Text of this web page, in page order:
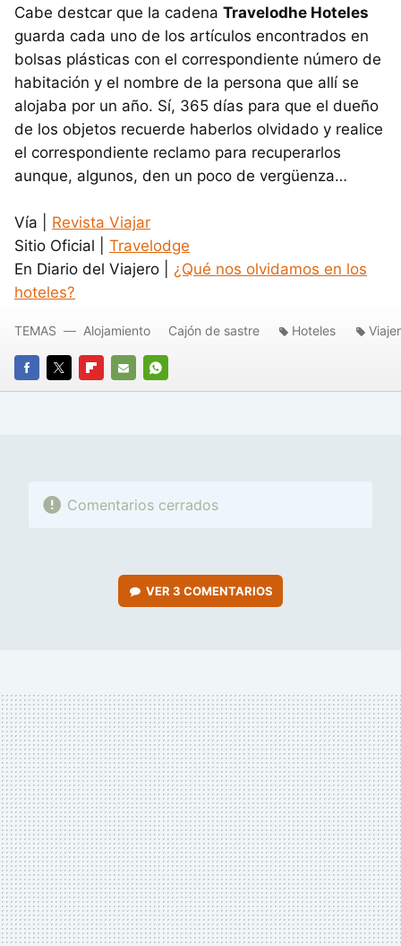
Cabe destcar que la cadena Travelodhe Hoteles
guarda cada uno de los artículos encontrados en
bolsas plásticas con el correspondiente número de
habitación y el nombre de la persona que allí se
alojaba por un año. Sí, 365 días para que el dueño
de los objetos recuerde haberlos olvidado y realice
el correspondiente reclamo para recuperarlos
aunque, algunos, den un poco de vergüenza…
Vía | Revista Viajar
Sitio Oficial | Travelodge
En Diario del Viajero | ¿Qué nos olvidamos en los
hoteles?
FACEBOOK
TWITTERFLIPBOARD
E-
WHATSAPP
TEMAS Alojamiento Cajón de sastre Hoteles
Comentarios cerrados
VER 3 COMENTARIOS